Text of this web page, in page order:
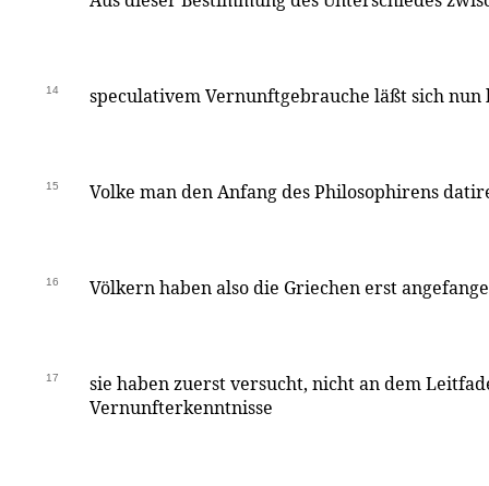
14 speculativem Vernunftgebrauche läßt sich
15 Volke man den Anfang des Philosophirens
16 Völkern haben also die Griechen erst
17
sie haben zuerst versucht, nicht an dem
Vernunfterkenntnisse